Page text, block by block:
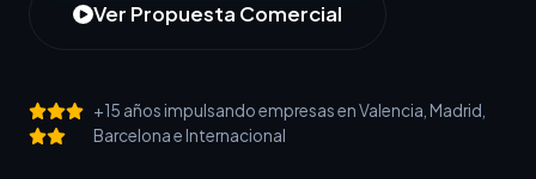
Ver Propuesta Comercial
+15 años impulsando empresas en Valencia, Madrid,
Barcelona e Internacional